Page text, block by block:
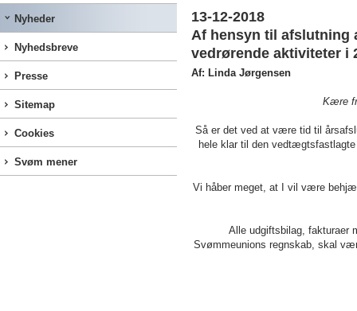
Nyheder
Nyhedsbreve
Presse
Sitemap
Cookies
Svøm mener
13-12-2018
Af hensyn til afslutning
vedrørende aktiviteter i
Af: Linda Jørgensen
Kære
Så er det ved at være tid til
hele klar til den
Vi håber meget, at I vil være
Alle udgiftsbilag, fakturaer
Svømmeunions regnskab, skal